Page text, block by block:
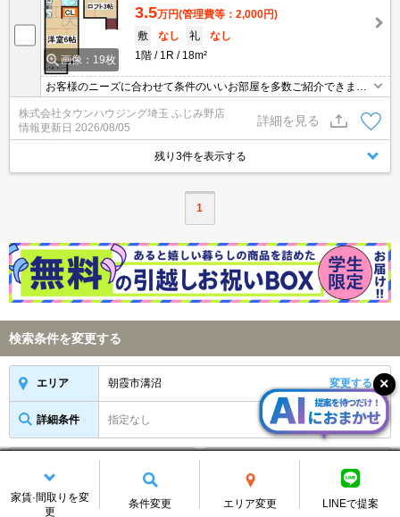
画像：19枚
3.5万円(管理費等：2,000円)
敷
なし 礼
なし
1階
1R 18m²
お客様のニーズに合わせて条件のいいお部屋を多数ご紹介できます♪
情報数No.1のタウンハウジングまで是非お問い合わせください！
株式会社タウンハウジング埼玉 ふじみ野店
情報更新日 2026/08/05
詳細を見る
残り3件を表示する
1
家賃·間取りを変
更
条件変更 エリア変更 LINEで提案
検索条件を変更する
エリア 朝霞市溝沼 変更する
詳細条件 指定なし 変更する
条件保存 物件新着メール
アイコンの説明